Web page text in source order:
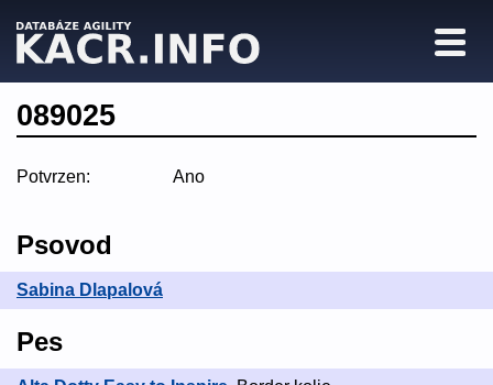
089025
Potvrzen: Ano
Psovod
Sabina Dlapalová
Pes